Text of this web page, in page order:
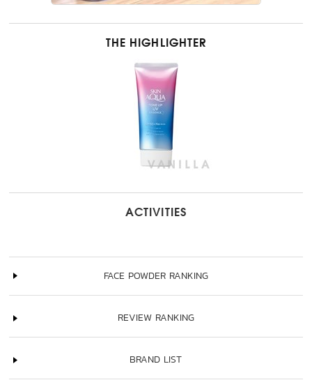
THE HIGHLIGHTER
ACTIVITIES
FACE POWDER RANKING
REVIEW RANKING
BRAND LIST